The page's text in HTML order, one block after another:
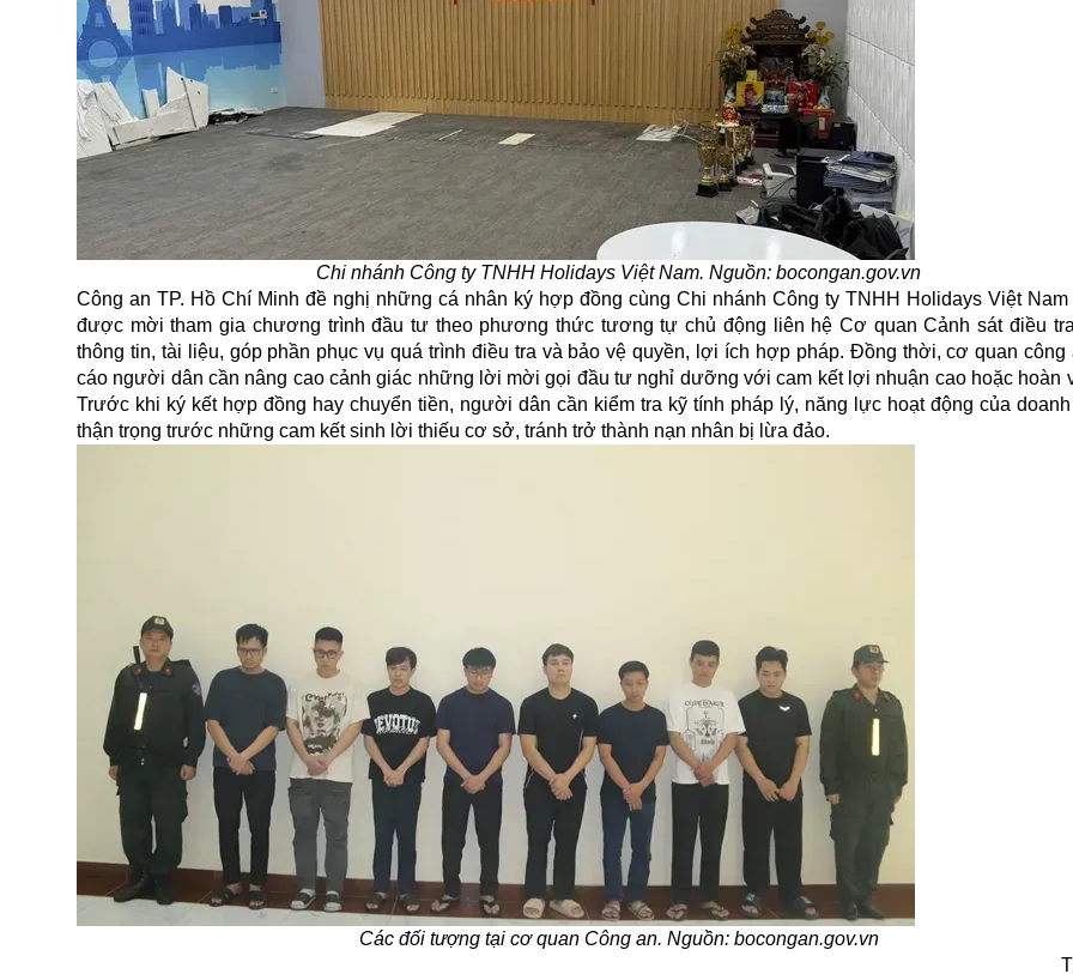
Chi nhánh Công ty TNHH Holidays Việt Nam. Nguồn: bocongan.gov.vn
Công an TP. Hồ Chí Minh đề nghị những cá nhân ký hợp đồng cùng Chi nhánh Công ty TNHH Holidays Việt
được mời tham gia chương trình đầu tư theo phương thức tương tự chủ động liên hệ Cơ quan Cảnh sát điều
thông tin, tài liệu, góp phần phục vụ quá trình điều tra và bảo vệ quyền, lợi ích hợp pháp. Đồng thời, cơ quan công
cáo người dân cần nâng cao cảnh giác những lời mời gọi đầu tư nghỉ dưỡng với cam kết lợi nhuận cao hoặc hoàn
Trước khi ký kết hợp đồng hay chuyển tiền, người dân cần kiểm tra kỹ tính pháp lý, năng lực hoạt động của
thận trọng trước những cam kết sinh lời thiếu cơ sở, tránh trở thành nạn nhân bị lừa đảo.
Các đối tượng tại cơ quan Công an. Nguồn: bocongan.gov.vn